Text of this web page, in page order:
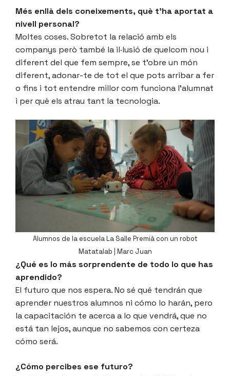
Més enllà dels coneixements, què t’ha aportat a
nivell personal?
Moltes coses. Sobretot la relació amb els
companys però també la il·lusió de quelcom nou i
diferent del que fem sempre, se t’obre un món
diferent, adonar-te de tot el que pots arribar a fer
o fins i tot entendre millor com funciona l’alumnat
i per què els atrau tant la tecnologia.
Alumnos de la escuela La Salle Premià con un robot
Matatalab | Marc Juan
¿Qué es lo más sorprendente de todo lo que has
aprendido?
El futuro que nos espera. No sé qué tendrán que
aprender nuestros alumnos ni cómo lo harán, pero
la capacitación te acerca a lo que vendrá, que no
está tan lejos, aunque no sabemos con certeza
cómo será.
¿Cómo percibes ese futuro?